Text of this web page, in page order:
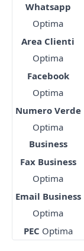
Whatsapp
Optima
Area Clienti
Optima
Facebook
Optima
Numero Verde
Optima
Business
Fax Business
Optima
Email Business
Optima
PEC Optima